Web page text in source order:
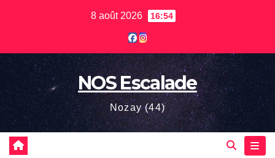
8 août 2026 16:54
NOS Escalade
Nozay (44)